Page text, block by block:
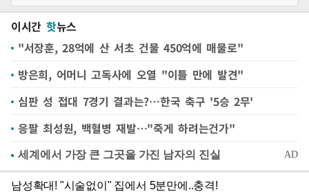
이시간 핫뉴스
"서장훈, 28억에 산 서초 건물 450억에 매물로"
방은희, 어머니 고독사에 오열 "이틀 만에 발견"
심판 성 접대 7경기 결과는?…한국 축구 '5승 2무'
응팔 최성원, 백혈병 재발…"죽게 하려는건가"